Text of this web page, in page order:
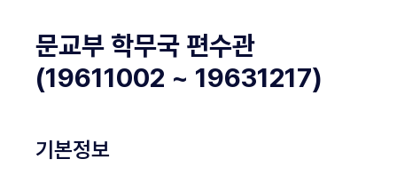
문교부 학무국 편수관
(19611002 ~ 19631217)
기본정보